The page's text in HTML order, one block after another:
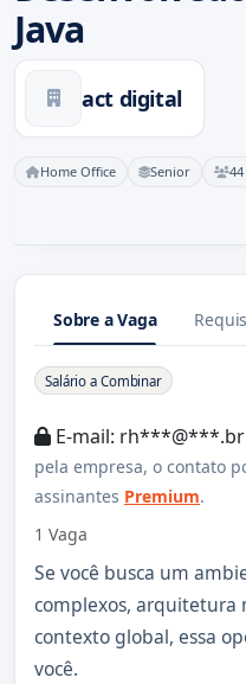
Java
act digital
Home Office Senior
Sobre a Vaga
Sobre a Vaga
Salário a Combinar
E-mail:
pela empresa, o contato
assinantes Premium.
1 Vaga
Se você busca um
complexos, arquitetura
contexto global, essa
você.